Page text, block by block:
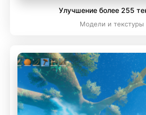
Улучшение более 255
Модели и текстуры